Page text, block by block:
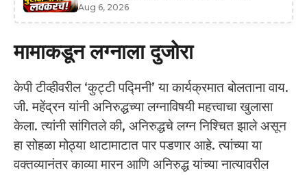
Aug 6, 2026
मामाकडून लग्नाला दुजोरा
केपी टीव्हीवरील ‘कुट्टी पद्मिनी’ या कार्यक्रमात बोलताना वाय.
जी. महेंद्रन यांनी अनिरुद्धच्या लग्नाविषयी महत्त्वाचा खुलासा
केला. त्यांनी सांगितले की, अनिरुद्धचे लग्न निश्चित झाले असून
हा सोहळा मोठ्या थाटामाटात पार पडणार आहे. त्यांच्या या
वक्तव्यानंतर काव्या मारन आणि अनिरुद्ध यांच्या नात्यावरील